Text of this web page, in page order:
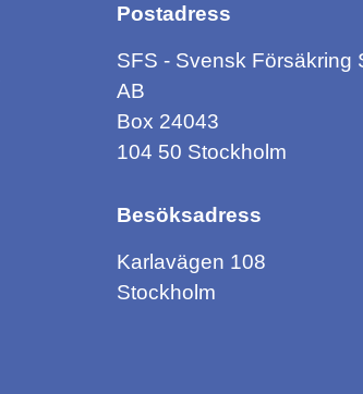
Postadress
SFS - Svensk Försäkring
AB
Box 24043
104 50 Stockholm
Besöksadress
Karlavägen 108
Stockholm